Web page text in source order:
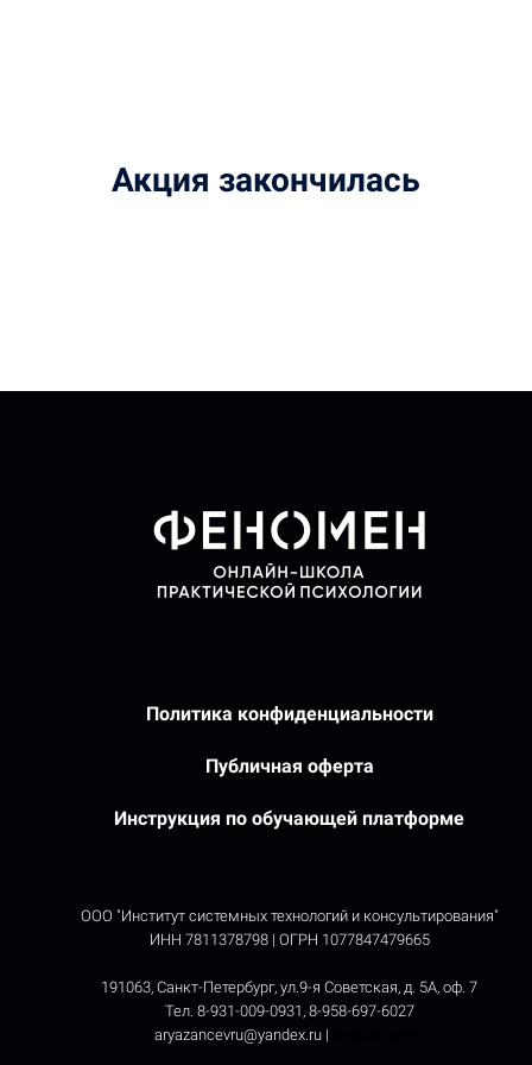
Акция закончилась
Политика конфиденциальности
Публичная оферта
Инструкция по обучающей платформе
ООО "Институт системных технологий и консультирования"
ИНН 7811378798 | ОГРН 1077847479665
191063, Санкт-Петербург, ул.9-я Советская, д. 5А, оф. 7
Тел. 8-931-009-0931, 8-958-697-6027
aryazancevru@yandex.ru |